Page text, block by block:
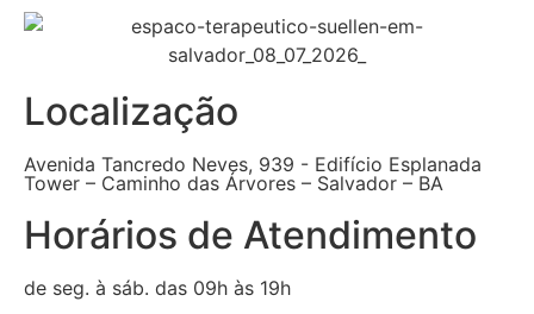
Localização
Avenida Tancredo Neves, 939 - Edifício Esplanada
Tower – Caminho das Árvores – Salvador – BA
Horários de Atendimento
de seg. à sáb. das 09h às 19h